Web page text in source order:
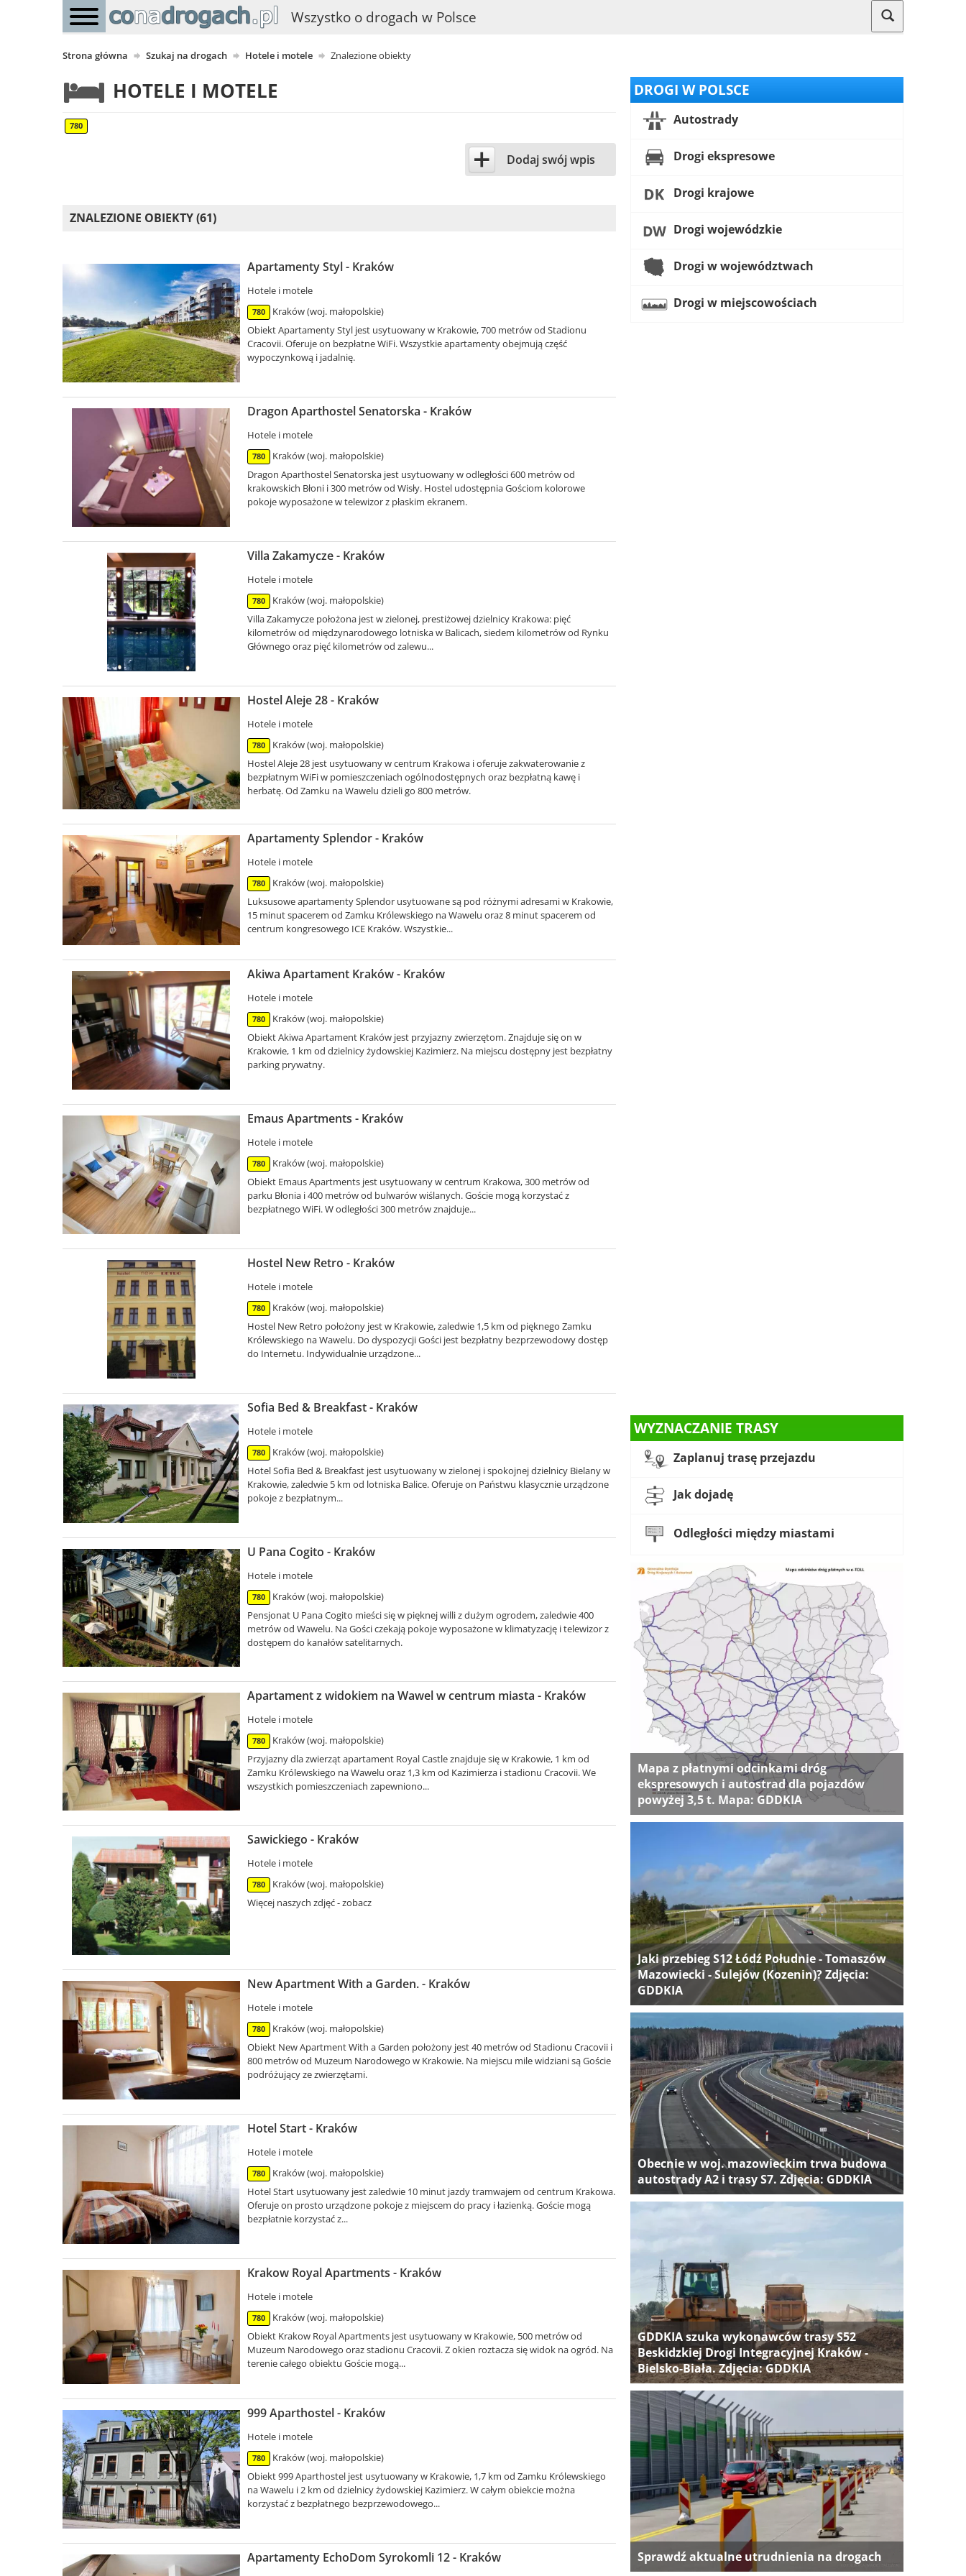
Wszystko o drogach w Polsce
Strona główna Szukaj na drogach Hotele i motele Znalezione obiekty
HOTELE I MOTELE
780
+ Dodaj swój wpis
ZNALEZIONE OBIEKTY (61)
Apartamenty Styl - Kraków
Hotele i motele
780
Kraków (woj. małopolskie)
Obiekt Apartamenty Styl jest usytuowany w Krakowie, 700 metrów od Stadionu
Cracovii. Oferuje on bezpłatne WiFi. Wszystkie apartamenty obejmują część
wypoczynkową i jadalnię.
Dragon Aparthostel Senatorska - Kraków
Hotele i motele
780
Kraków (woj. małopolskie)
Dragon Aparthostel Senatorska jest usytuowany w odległości 600 metrów od
krakowskich Błoni i 300 metrów od Wisły. Hostel udostępnia Gościom kolorowe
pokoje wyposażone w telewizor z płaskim ekranem.
Villa Zakamycze - Kraków
Hotele i motele
780
Kraków (woj. małopolskie)
Villa Zakamycze położona jest w zielonej, prestiżowej dzielnicy Krakowa: pięć
kilometrów od międzynarodowego lotniska w Balicach, siedem kilometrów od Rynku
Głównego oraz pięć kilometrów od zalewu...
Hostel Aleje 28 - Kraków
Hotele i motele
780
Kraków (woj. małopolskie)
Hostel Aleje 28 jest usytuowany w centrum Krakowa i oferuje zakwaterowanie z
bezpłatnym WiFi w pomieszczeniach ogólnodostępnych oraz bezpłatną kawę i
herbatę. Od Zamku na Wawelu dzieli go 800 metrów.
Apartamenty Splendor - Kraków
Hotele i motele
780
Kraków (woj. małopolskie)
Luksusowe apartamenty Splendor usytuowane są pod różnymi adresami w Krakowie,
15 minut spacerem od Zamku Królewskiego na Wawelu oraz 8 minut spacerem od
centrum kongresowego ICE Kraków. Wszystkie...
Akiwa Apartament Kraków - Kraków
Hotele i motele
780
Kraków (woj. małopolskie)
Obiekt Akiwa Apartament Kraków jest przyjazny zwierzętom. Znajduje się on w
Krakowie, 1 km od dzielnicy żydowskiej Kazimierz. Na miejscu dostępny jest bezpłatny
parking prywatny.
Emaus Apartments - Kraków
Hotele i motele
780
Kraków (woj. małopolskie)
Obiekt Emaus Apartments jest usytuowany w centrum Krakowa, 300 metrów od
parku Błonia i 400 metrów od bulwarów wiślanych. Goście mogą korzystać z
bezpłatnego WiFi. W odległości 300 metrów znajduje...
Hostel New Retro - Kraków
Hotele i motele
780
Kraków (woj. małopolskie)
Hostel New Retro położony jest w Krakowie, zaledwie 1,5 km od pięknego Zamku
Królewskiego na Wawelu. Do dyspozycji Gości jest bezpłatny bezprzewodowy dostęp
do Internetu. Indywidualnie urządzone...
Sofia Bed & Breakfast - Kraków
Hotele i motele
780
Kraków (woj. małopolskie)
Hotel Sofia Bed & Breakfast jest usytuowany w zielonej i spokojnej dzielnicy Bielany w
Krakowie, zaledwie 5 km od lotniska Balice. Oferuje on Państwu klasycznie urządzone
pokoje z bezpłatnym...
U Pana Cogito - Kraków
Hotele i motele
780
Kraków (woj. małopolskie)
Pensjonat U Pana Cogito mieści się w pięknej willi z dużym ogrodem, zaledwie 400
metrów od Wawelu. Na Gości czekają pokoje wyposażone w klimatyzację i telewizor z
dostępem do kanałów satelitarnych.
Apartament z widokiem na Wawel w centrum miasta - Kraków
Hotele i motele
780
Kraków (woj. małopolskie)
Przyjazny dla zwierząt apartament Royal Castle znajduje się w Krakowie, 1 km od
Zamku Królewskiego na Wawelu oraz 1,3 km od Kazimierza i stadionu Cracovii. We
wszystkich pomieszczeniach zapewniono...
Sawickiego - Kraków
Hotele i motele
780
Kraków (woj. małopolskie)
Więcej naszych zdjęć - zobacz
New Apartment With a Garden. - Kraków
Hotele i motele
780
Kraków (woj. małopolskie)
Obiekt New Apartment With a Garden położony jest 40 metrów od Stadionu Cracovii i
800 metrów od Muzeum Narodowego w Krakowie. Na miejscu mile widziani są Goście
podróżujący ze zwierzętami.
Hotel Start - Kraków
Hotele i motele
780
Kraków (woj. małopolskie)
Hotel Start usytuowany jest zaledwie 10 minut jazdy tramwajem od centrum Krakowa.
Oferuje on prosto urządzone pokoje z miejscem do pracy i łazienką. Goście mogą
bezpłatnie korzystać z...
Krakow Royal Apartments - Kraków
Hotele i motele
780
Kraków (woj. małopolskie)
Obiekt Krakow Royal Apartments jest usytuowany w Krakowie, 500 metrów od
Muzeum Narodowego oraz stadionu Cracovii. Z okien roztacza się widok na ogród. Na
terenie całego obiektu Goście mogą...
999 Aparthostel - Kraków
Hotele i motele
780
Kraków (woj. małopolskie)
Obiekt 999 Aparthostel jest usytuowany w Krakowie, 1,7 km od Zamku Królewskiego
na Wawelu i 2 km od dzielnicy żydowskiej Kazimierz. W całym obiekcie można
korzystać z bezpłatnego bezprzewodowego...
Apartamenty EchoDom Syrokomli 12 - Kraków
DROGI W POLSCE
Autostrady
Drogi ekspresowe
Drogi krajowe
Drogi wojewódzkie
Drogi w województwach
Drogi w miejscowościach
WYZNACZANIE TRASY
Zaplanuj trasę przejazdu
Jak dojadę
Odległości między miastami
Mapa z płatnymi odcinkami dróg
ekspresowych i autostrad dla pojazdów
powyżej 3,5 t. Mapa: GDDKIA
Jaki przebieg S12 Łódź Południe - Tomaszów
Mazowiecki - Sulejów (Kozenin)? Zdjęcia:
GDDKIA
Obecnie w woj. mazowieckim trwa budowa
autostrady A2 i trasy S7. Zdjęcia: GDDKIA
GDDKIA szuka wykonawców trasy S52
Beskidzkiej Drogi Integracyjnej Kraków -
Bielsko-Biała. Zdjęcia: GDDKIA
Sprawdź aktualne utrudnienia na drogach